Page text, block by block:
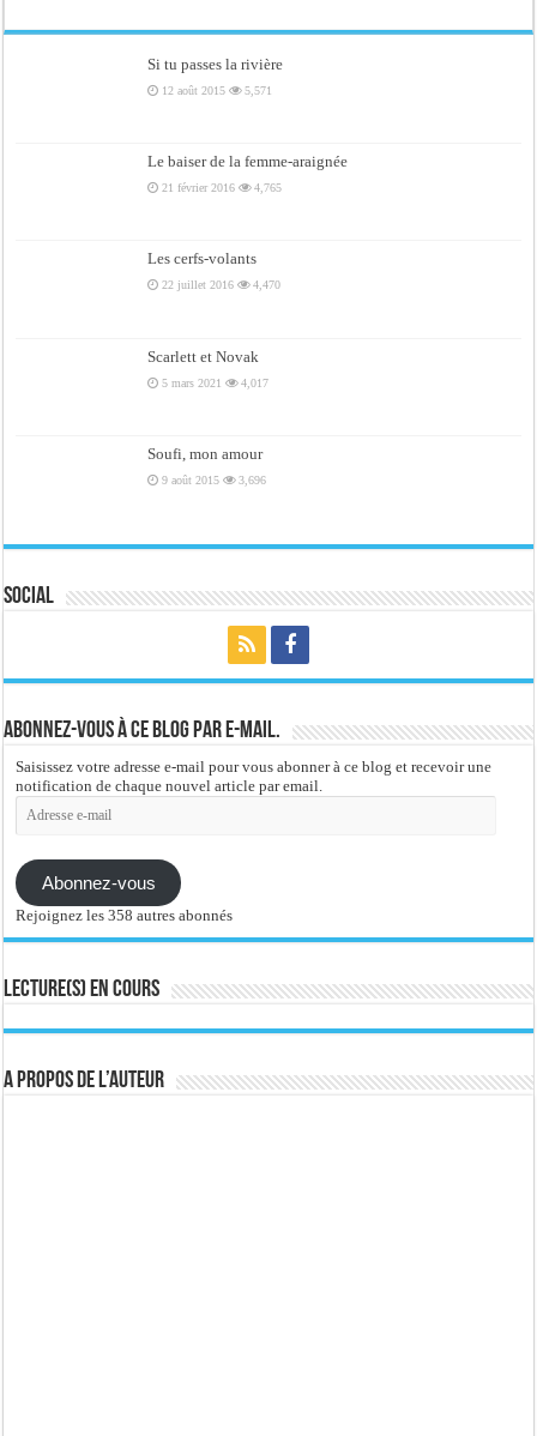
Si tu passes la rivière
12 août 2015 5,571
Le baiser de la femme-araignée
21 février 2016 4,765
Les cerfs-volants
22 juillet 2016 4,470
Scarlett et Novak
5 mars 2021 4,017
Soufi, mon amour
9 août 2015 3,696
Social
Abonnez-vous à ce blog par e-mail.
Saisissez votre adresse e-mail pour vous abonner à ce blog et recevoir une
notification de chaque nouvel article par email.
Adresse
e-
Abonnez-vous
Rejoignez les 358 autres abonnés
Lecture(s) en cours
A propos de l’auteur